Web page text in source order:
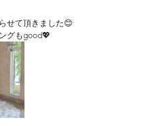
せて頂きました😊
グもgood💖